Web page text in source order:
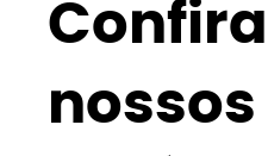
Confira
nossos